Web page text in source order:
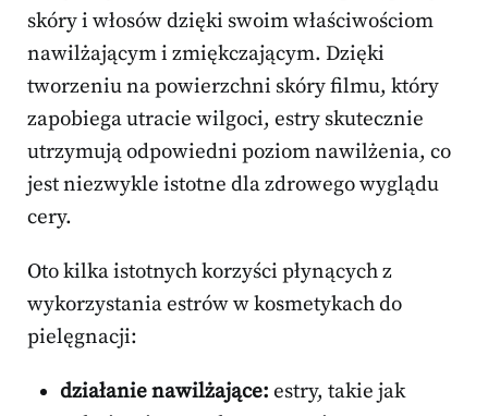
skóry i włosów dzięki swoim właściwościom
nawilżającym i zmiękczającym. Dzięki
tworzeniu na powierzchni skóry filmu, który
zapobiega utracie wilgoci, estry skutecznie
utrzymują odpowiedni poziom nawilżenia, co
jest niezwykle istotne dla zdrowego wyglądu
cery.
Oto kilka istotnych korzyści płynących z
wykorzystania estrów w kosmetykach do
pielęgnacji:
działanie nawilżające: estry, takie jak